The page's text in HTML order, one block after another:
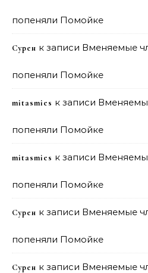
попеняли Помойке
Сурен к записи Вменяемые
попеняли Помойке
mitasmies к записи
попеняли Помойке
mitasmies к записи
попеняли Помойке
Сурен к записи Вменяемые
попеняли Помойке
Сурен к записи Вменяемые